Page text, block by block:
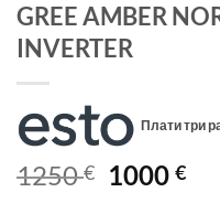
GREE AMBER
INVERTER
Плати три
1250€ 1000€